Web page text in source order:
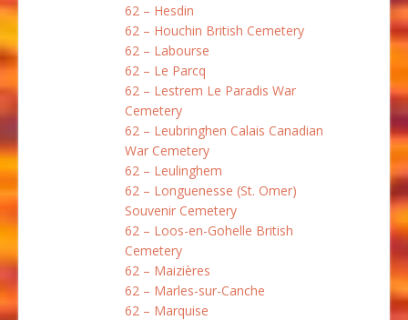
62 – Hesdin
62 – Houchin British Cemetery
62 – Labourse
62 – Le Parcq
62 – Lestrem Le Paradis War
Cemetery
62 – Leubringhen Calais Canadian
War Cemetery
62 – Leulinghem
62 – Longuenesse (St. Omer)
Souvenir Cemetery
62 – Loos-en-Gohelle British
Cemetery
62 – Maizières
62 – Marles-sur-Canche
62 – Marquise